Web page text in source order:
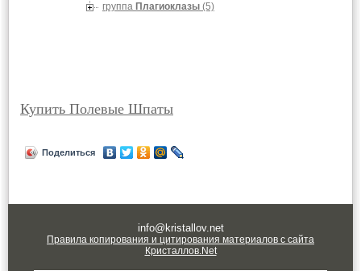
группа Плагиоклазы (5)
Купить Полевые Шпаты
Поделиться
info@kristallov.net
Правила копирования и цитирования материалов с сайта
Кристаллов.Net